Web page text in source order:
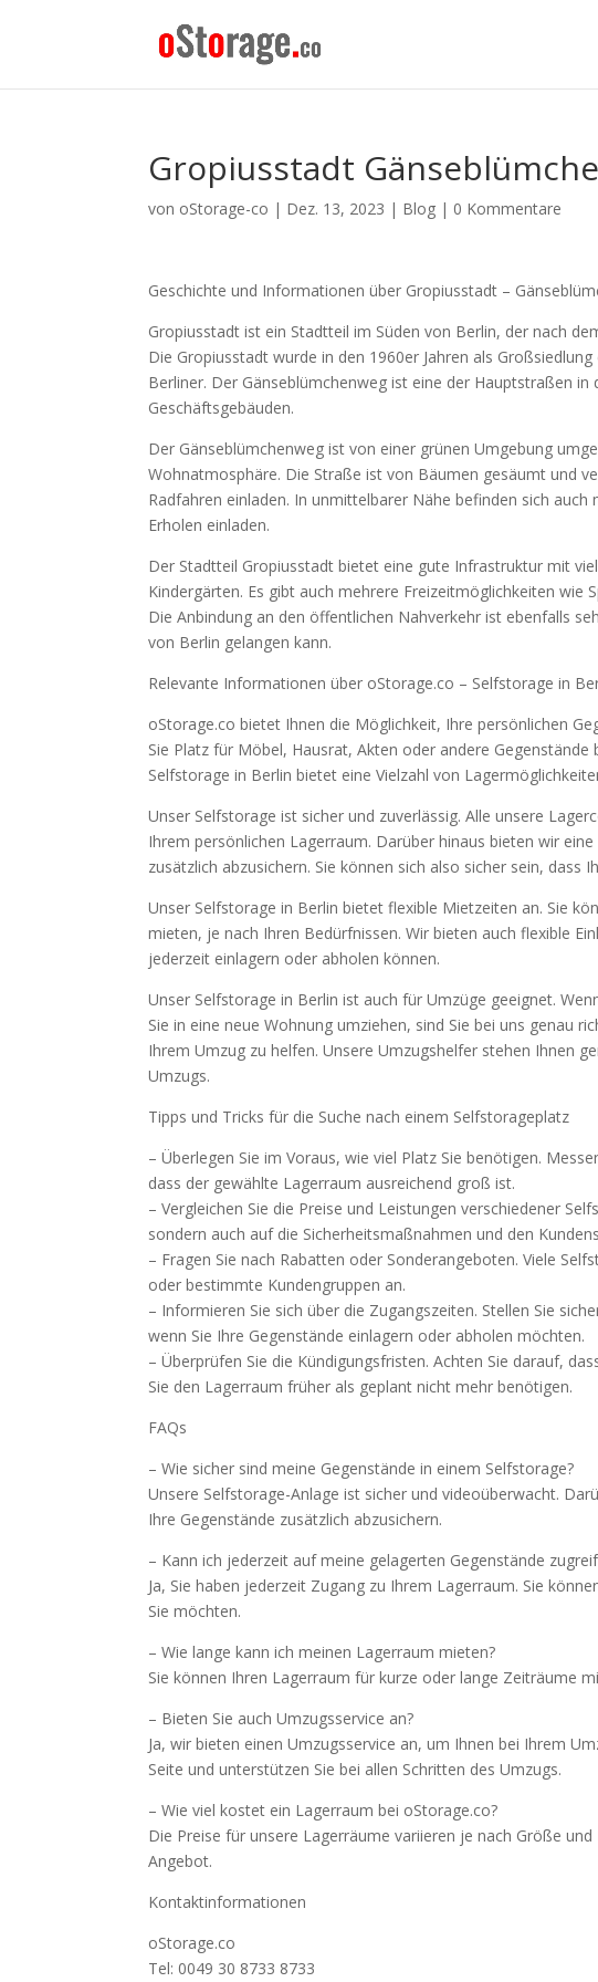
Gropiusstadt
von oStorage-co | Dez. 13, 2023 | Blog | 0 Kommentare
Geschichte und Informationen über Gropiusstadt –
Gropiusstadt ist ein Stadtteil im Süden von Berlin, der nach
Die Gropiusstadt wurde in den 1960er Jahren als
Berliner. Der Gänseblümchenweg ist eine der Hauptstraßen
Geschäftsgebäuden.
Der Gänseblümchenweg ist von einer grünen Umgebung
Wohnatmosphäre. Die Straße ist von Bäumen gesäumt und
Radfahren einladen. In unmittelbarer Nähe befinden sich
Erholen einladen.
Der Stadtteil Gropiusstadt bietet eine gute Infrastruktur mit
Kindergärten. Es gibt auch mehrere Freizeitmöglichkeiten wie
Die Anbindung an den öffentlichen Nahverkehr ist ebenfalls
von Berlin gelangen kann.
Relevante Informationen über oStorage.co – Selfstorage in
oStorage.co bietet Ihnen die Möglichkeit, Ihre persönlichen
Sie Platz für Möbel, Hausrat, Akten oder andere
Selfstorage in Berlin bietet eine Vielzahl von
Unser Selfstorage ist sicher und zuverlässig. Alle unsere
Ihrem persönlichen Lagerraum. Darüber hinaus bieten wir
zusätzlich abzusichern. Sie können sich also sicher sein, dass
Unser Selfstorage in Berlin bietet flexible Mietzeiten an. Sie
mieten, je nach Ihren Bedürfnissen. Wir bieten auch flexible
jederzeit einlagern oder abholen können.
Unser Selfstorage in Berlin ist auch für Umzüge geeignet.
Sie in eine neue Wohnung umziehen, sind Sie bei uns genau
Ihrem Umzug zu helfen. Unsere Umzugshelfer stehen Ihnen
Umzugs.
Tipps und Tricks für die Suche nach einem Selfstorageplatz
– Überlegen Sie im Voraus, wie viel Platz Sie benötigen.
dass der gewählte Lagerraum ausreichend groß ist.
– Vergleichen Sie die Preise und Leistungen verschiedener
sondern auch auf die Sicherheitsmaßnahmen und den
– Fragen Sie nach Rabatten oder Sonderangeboten. Viele
oder bestimmte Kundengruppen an.
– Informieren Sie sich über die Zugangszeiten. Stellen Sie
wenn Sie Ihre Gegenstände einlagern oder abholen möchten.
– Überprüfen Sie die Kündigungsfristen. Achten Sie darauf,
Sie den Lagerraum früher als geplant nicht mehr benötigen.
FAQs
– Wie sicher sind meine Gegenstände in einem Selfstorage?
Unsere Selfstorage-Anlage ist sicher und videoüberwacht.
Ihre Gegenstände zusätzlich abzusichern.
– Kann ich jederzeit auf meine gelagerten Gegenstände
Ja, Sie haben jederzeit Zugang zu Ihrem Lagerraum. Sie
Sie möchten.
– Wie lange kann ich meinen Lagerraum mieten?
Sie können Ihren Lagerraum für kurze oder lange Zeiträume
– Bieten Sie auch Umzugsservice an?
Ja, wir bieten einen Umzugsservice an, um Ihnen bei Ihrem
Seite und unterstützen Sie bei allen Schritten des Umzugs.
– Wie viel kostet ein Lagerraum bei oStorage.co?
Die Preise für unsere Lagerräume variieren je nach Größe
Angebot.
Kontaktinformationen
oStorage.co
Tel: 0049 30 8733 8733